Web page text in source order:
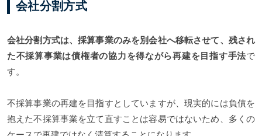
会社分割方式
会社分割方式は、採算事業のみを別会社へ移転させて、残され
た不採算事業は債権者の協力を得ながら再建を目指す手法で
す。
不採算事業の再建を目指すとしていますが、現実的には負債を
抱えた不採算事業を立て直すことは容易ではないため、多くの